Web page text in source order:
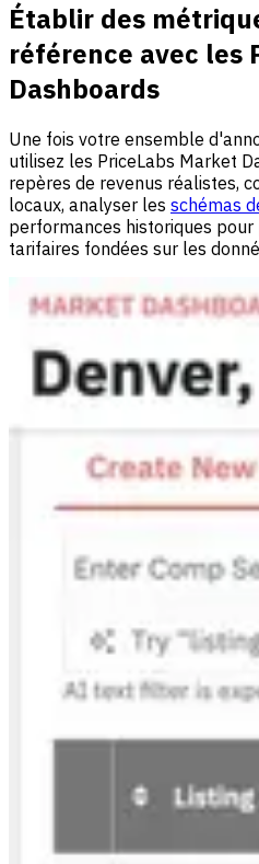
Établir des
référence avec les
Dashboards
Une fois votre ensemble
utilisez les PriceLabs Market
repères de revenus réalistes,
locaux, analyser les schémas
performances historiques pour
tarifaires fondées sur les